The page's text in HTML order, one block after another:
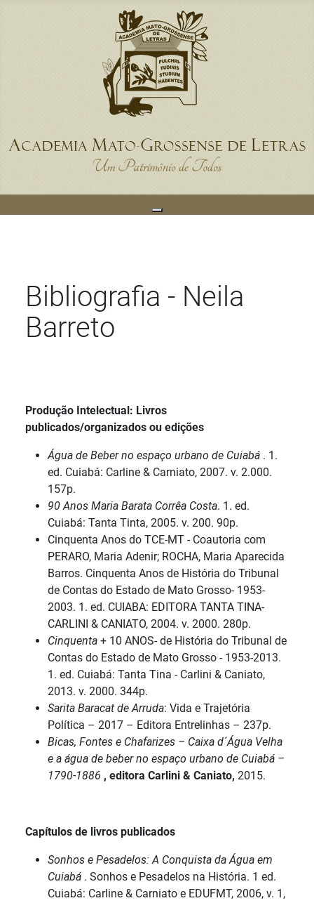
Bibliografia - Neila
Barreto
Produção Intelectual: Livros
publicados/organizados ou edições
Água de Beber no espaço urbano de Cuiabá . 1.
ed. Cuiabá: Carline & Carniato, 2007. v. 2.000.
157p.
90 Anos Maria Barata Corrêa Costa. 1. ed.
Cuiabá: Tanta Tinta, 2005. v. 200. 90p.
Cinquenta Anos do TCE-MT - Coautoria com
PERARO, Maria Adenir; ROCHA, Maria Aparecida
Barros. Cinquenta Anos de História do Tribunal
de Contas do Estado de Mato Grosso- 1953-
2003. 1. ed. CUIABA: EDITORA TANTA TINA-
CARLINI & CANIATO, 2004. v. 2000. 280p.
Cinquenta + 10 ANOS- de História do Tribunal de
Contas do Estado de Mato Grosso - 1953-2013.
1. ed. Cuiabá: Tanta Tina - Carlini & Caniato,
2013. v. 2000. 344p.
Sarita Baracat de Arruda: Vida e Trajetória
Política – 2017 – Editora Entrelinhas – 237p.
Bicas, Fontes e Chafarizes – Caixa d´Água Velha
e a água de beber no espaço urbano de Cuiabá –
1790-1886 , editora Carlini & Caniato, 2015.
Capítulos de livros publicados
Sonhos e Pesadelos: A Conquista da Água em
Cuiabá . Sonhos e Pesadelos na História. 1 ed.
Cuiabá: Carline & Carniato e EDUFMT, 2006, v. 1,